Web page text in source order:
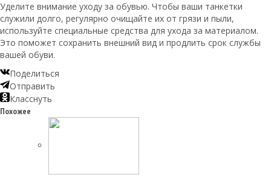
Уделите внимание уходу за обувью. Чтобы ваши танкетки
служили долго, регулярно очищайте их от грязи и пыли,
используйте специальные средства для ухода за материалом.
Это поможет сохранить внешний вид и продлить срок службы
вашей обуви.
Поделиться
Отправить
Класснуть
Похожее